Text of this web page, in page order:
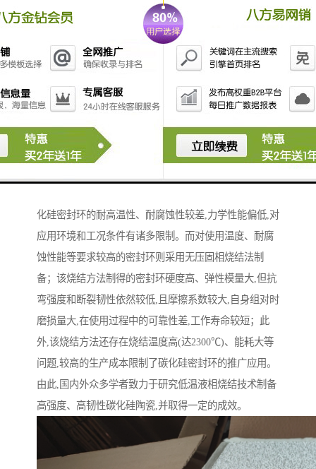
碳化硅陶瓷具有比重小、硬度高、比强度高、耐磨、耐
腐蚀、耐高温、抗热震性能良好等特点,被誉为第四代机
械密封材料,广泛用于各类特殊工况条件下工业设备和装
化硅密封环的耐高温性、耐腐蚀性较差,力学性能偏低,对
应用环境和工况条件有诸多限制。而对使用温度、耐腐
蚀性能等要求较高的密封环则采用无压固相烧结法制
备；该烧结方法制得的密封环硬度高、弹性模量大,但抗
弯强度和断裂韧性依然较低,且摩擦系数较大,自身组对时
磨损量大,在使用过程中的可靠性差,工作寿命较短；此
外,该烧结方法还存在烧结温度高(达2300℃)、能耗大等
问题,较高的生产成本限制了碳化硅密封环的推广应用。
由此,国内外众多学者致力于研究低温液相烧结技术制备
高强度、高韧性碳化硅陶瓷,并取得一定的成效。